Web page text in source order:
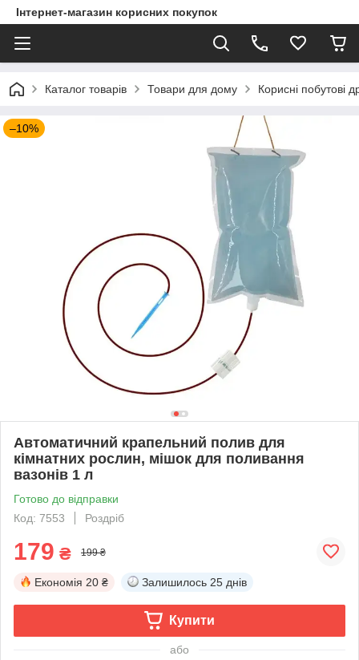
Інтернет-магазин корисних покупок
Каталог товарів Товари для дому Корисні побутові
–10%
Автоматичний крапельний полив для
кімнатних рослин, мішок для поливання
вазонів 1 л
Готово до відправки
Код: 7553
Роздріб
179 ₴ 199 ₴
Економія 20 ₴ Залишилось 25 днів
Купити
або